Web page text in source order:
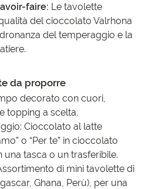
faire: Le tavolette
del cioccolato Valrhona
del temperaggio e la
da proporre
decorato con cuori,
topping a scelta.
Cioccolato al latte
o “Per te” in cioccolato
una tasca o un trasferibile.
di mini tavolette di
Ghana, Perù), per una